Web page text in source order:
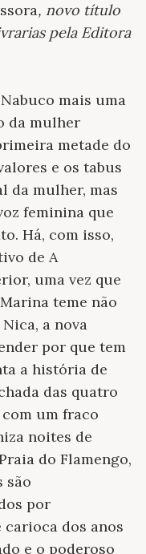
, novo título
pela Editora
mais uma
da mulher
metade do
e os tabus
da mulher, mas
feminina que
Há, com isso,
de A
uma vez que
teme não
a nova
por que tem
a história de
das quatro
um fraco
noites de
do Flamengo,
são
por
dos anos
e o poderoso